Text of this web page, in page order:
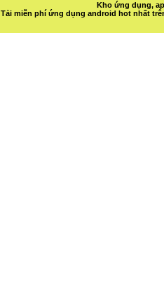
Kho ứng dụng,
Tải miễn phí ứng dụng android hot nhất